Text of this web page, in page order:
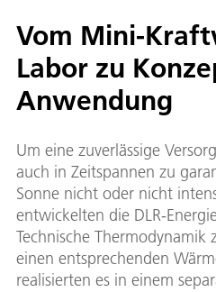
Vom Mini-
Labor zu
Anwendung
Um eine zuverlässige
auch in Zeitspannen zu
Sonne nicht oder nicht
entwickelten die DLR-
Technische
einen entsprechenden
realisierten es in einem